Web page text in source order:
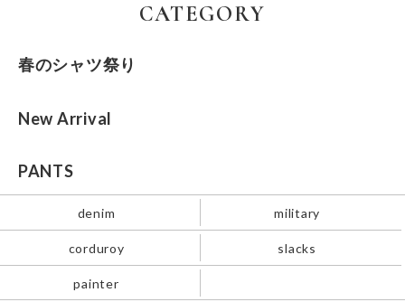
CATEGORY
春のシャツ祭り
New Arrival
PANTS
denim military
corduroy slacks
painter